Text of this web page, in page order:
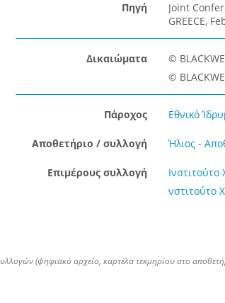
Πηγή
Joint
GREECE,
Δικαιώματα
©
©
Πάροχος Εθνικό
Αποθετήριο / συλλογή Ήλιος -
Επιμέρους συλλογή
Ινστιτούτο
νστιτούτο
(ψηφιακό αρχείο, καρτέλα τεκμηρίου στο